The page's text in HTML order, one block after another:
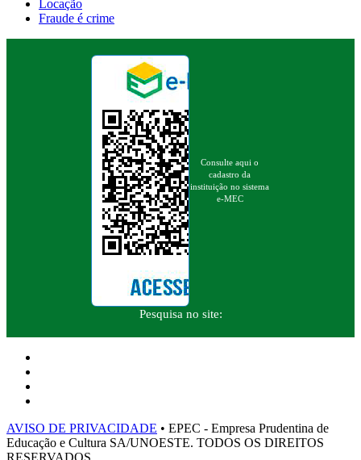
Locação
Fraude é crime
Consulte aqui o
cadastro da
instituição no sistema
e-MEC
Pesquisa no site:
AVISO DE PRIVACIDADE • EPEC - Empresa Prudentina de
Educação e Cultura SA/UNOESTE. TODOS OS DIREITOS
RESERVADOS